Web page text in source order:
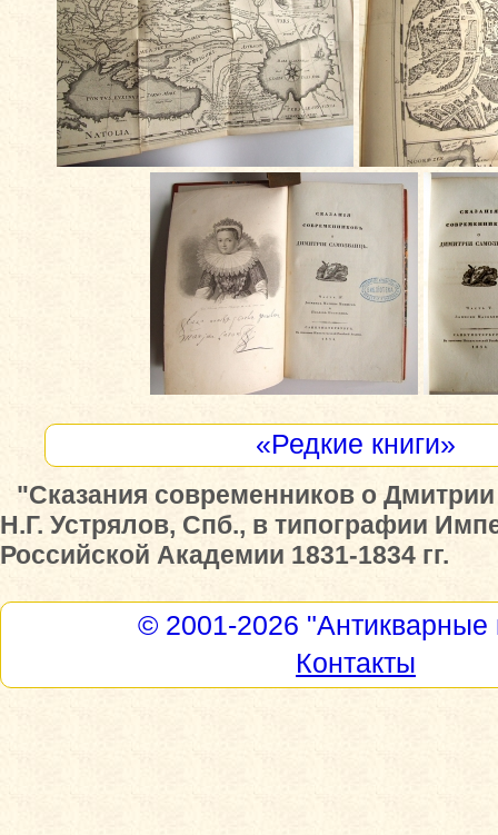
«Редкие книги»
"Сказания современников о
Н.Г. Устрялов, Спб., в типографии
Российской Академии 1831-1834 гг.
© 2001-2026 "Антикварные
Контакты